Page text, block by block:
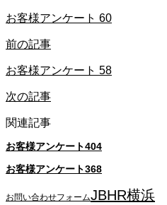
お客様アンケート 60
前の記事
お客様アンケート 58
次の記事
関連記事
お客様アンケート404
お客様アンケート368
お問い合わせフォームJBHR横浜